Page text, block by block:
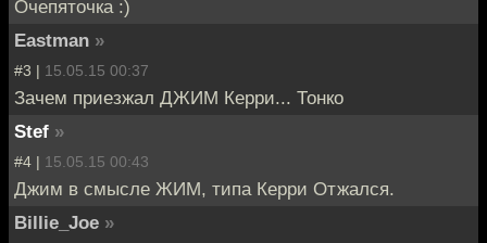
Очепяточка :)
Eastman »
#3 | 15.05.15 00:37
Зачем приезжал ДЖИМ Керри... Тонко
Stef »
#4 | 15.05.15 00:43
Джим в смысле ЖИМ, типа Керри Отжался.
Billie_Joe »